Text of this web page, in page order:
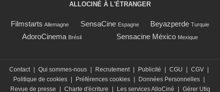
ALLOCINÉ À L'ÉTRANGER
Filmstarts Allemagne SensaCine Espagne Beyazperde Turquie
AdoroCinema Brésil Sensacine México Mexique
Contact Qui sommes-nous Recrutement Publicité CGU CGV
Politique de cookies
Préférences cookies Données Personnelles
Revue de presse
Charte d'écriture Les services AlloCiné Gérer Utiq